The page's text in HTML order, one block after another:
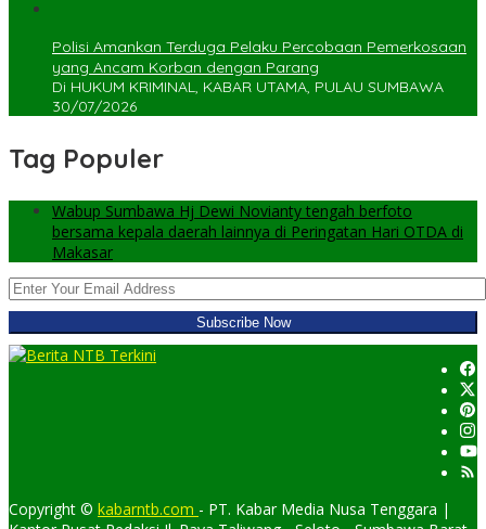
Polisi Amankan Terduga Pelaku Percobaan Pemerkosaan
yang Ancam Korban dengan Parang
Di HUKUM KRIMINAL, KABAR UTAMA, PULAU SUMBAWA
30/07/2026
Tag Populer
Wabup Sumbawa Hj Dewi Novianty tengah berfoto
bersama kepala daerah lainnya di Peringatan Hari OTDA di
Makasar
Copyright © kabarntb.com - PT. Kabar Media Nusa Tenggara |